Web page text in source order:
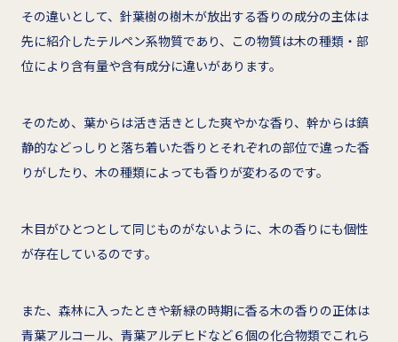
その違いとして、針葉樹の樹木が放出する香りの成分の主体は
先に紹介したテルペン系物質であり、この物質は木の種類・部
位により含有量や含有成分に違いがあります。
そのため、葉からは活き活きとした爽やかな香り、幹からは鎮
静的などっしりと落ち着いた香りとそれぞれの部位で違った香
りがしたり、木の種類によっても香りが変わるのです。
木目がひとつとして同じものがないように、木の香りにも個性
が存在しているのです。
また、森林に入ったときや新緑の時期に香る木の香りの正体は
青葉アルコール、青葉アルデヒドなど６個の化合物類でこれら